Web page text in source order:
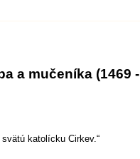
a mučeníka (1469 -
katolícku Cirkev.“